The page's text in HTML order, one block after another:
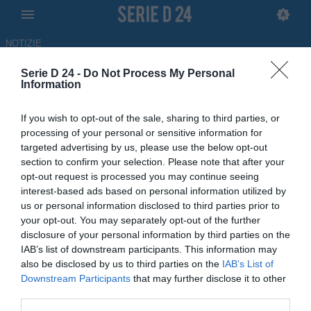
Serie D 24 - Do Not Process My Personal
Information
If you wish to opt-out of the sale, sharing to third parties, or
processing of your personal or sensitive information for
targeted advertising by us, please use the below opt-out
section to confirm your selection. Please note that after your
opt-out request is processed you may continue seeing
interest-based ads based on personal information utilized by
us or personal information disclosed to third parties prior to
your opt-out. You may separately opt-out of the further
disclosure of your personal information by third parties on the
IAB’s list of downstream participants. This information may
also be disclosed by us to third parties on the IAB’s List of
Downstream Participants that may further disclose it to other
NOTIZIE
Grassina-Santegidiese 2-1, il
tabellino della partita
LIVE
07.06.2026 16:45 di Redazione
Segui con noi la diretta della partita tra Grassina e Santegidiese,
sfida valevole per le finali degli spareggi nazionali di Eccellenza